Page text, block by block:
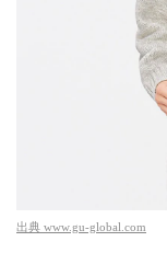
出典 www.gu-global.com